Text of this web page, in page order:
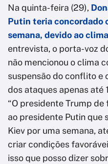
Na quinta-feira (29),
Putin teria concordado
semana, devido ao
entrevista, o porta-voz
não mencionou o clima
suspensão do conflito e
dos ataques apenas até
“O presidente Trump
ao presidente Putin que
Kiev por uma semana,
criar condições
isso que posso dizer